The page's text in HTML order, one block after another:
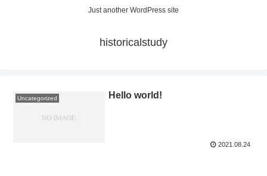
Just another WordPress site
historicalstudy
Uncategorized Hello world!
2021.08.24